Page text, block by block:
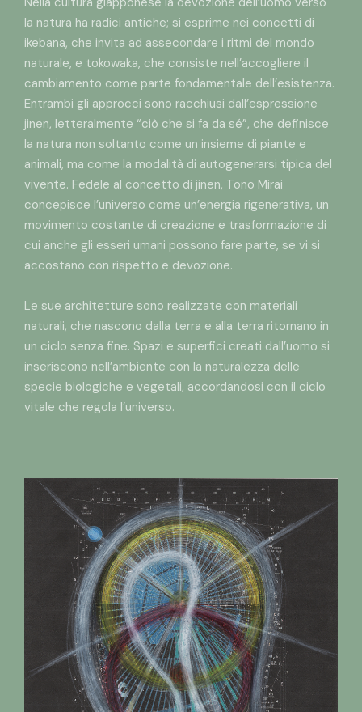
la natura ha radici antiche; si esprime nei concetti di
ikebana, che invita ad assecondare i ritmi del mondo
naturale, e tokowaka, che consiste nell’accogliere il
cambiamento come parte fondamentale dell’esistenza.
Entrambi gli approcci sono racchiusi dall’espressione
jinen, letteralmente “ciò che si fa da sé”, che definisce
la natura non soltanto come un insieme di piante e
animali, ma come la modalità di autogenerarsi tipica del
vivente. Fedele al concetto di jinen, Tono Mirai
concepisce l’universo come un’energia rigenerativa, un
movimento costante di creazione e trasformazione di
cui anche gli esseri umani possono fare parte, se vi si
accostano con rispetto e devozione.
Le sue architetture sono realizzate con materiali
naturali, che nascono dalla terra e alla terra ritornano in
un ciclo senza fine. Spazi e superfici creati dall’uomo si
inseriscono nell’ambiente con la naturalezza delle
specie biologiche e vegetali, accordandosi con il ciclo
vitale che regola l’universo.